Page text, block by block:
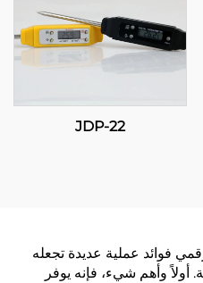
JDP-22
فوائد عملية عديدة تجعله
أولاً وأهم شيء، فإنه يوفر